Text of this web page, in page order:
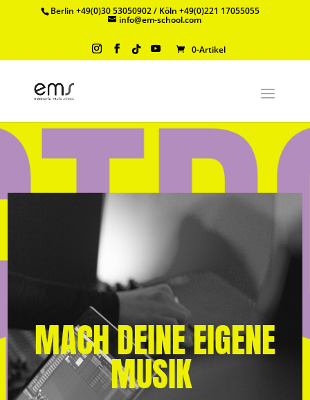
Berlin +49(0)30 53050902 / Köln +49(0)221 17055055
info@em-school.com
0-Artikel
MACH DEINE EIGENE
MUSIK